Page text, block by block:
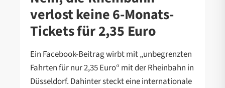
verlost keine 6-Monats-
Tickets für 2,35 Euro
Ein Facebook-Beitrag wirbt mit „unbegrenzten
Fahrten für nur 2,35 Euro“ mit der Rheinbahn in
Düsseldorf. Dahinter steckt eine internationale